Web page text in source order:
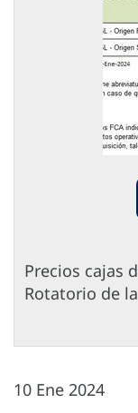
Precios cajas
Rotatorio de la
10 Ene 2024